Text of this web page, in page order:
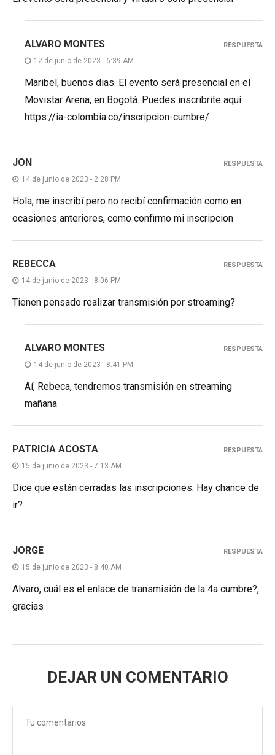
ALVARO MONTES
12 de junio de 2023 - 6:39 AM
Maribel, buenos dias. El evento será presencial en el
Movistar Arena, en Bogotá. Puedes inscribrite aquí:
https://ia-colombia.co/inscripcion-cumbre/
RESPUESTA
JON
14 de junio de 2023 - 2:28 PM
Hola, me inscribí pero no recibí confirmación como en
ocasiones anteriores, como confirmo mi inscripcion
RESPUESTA
REBECCA
14 de junio de 2023 - 8:06 PM
Tienen pensado realizar transmisión por streaming?
RESPUESTA
ALVARO MONTES
14 de junio de 2023 - 8:41 PM
Aí, Rebeca, tendremos transmisión en streaming
mañana
RESPUESTA
PATRICIA ACOSTA
15 de junio de 2023 - 7:13 AM
Dice que están cerradas las inscripciones. Hay chance de
ir?
RESPUESTA
JORGE
15 de junio de 2023 - 8:40 AM
Alvaro, cuál es el enlace de transmisión de la 4a cumbre?,
gracias
RESPUESTA
DEJAR UN COMENTARIO